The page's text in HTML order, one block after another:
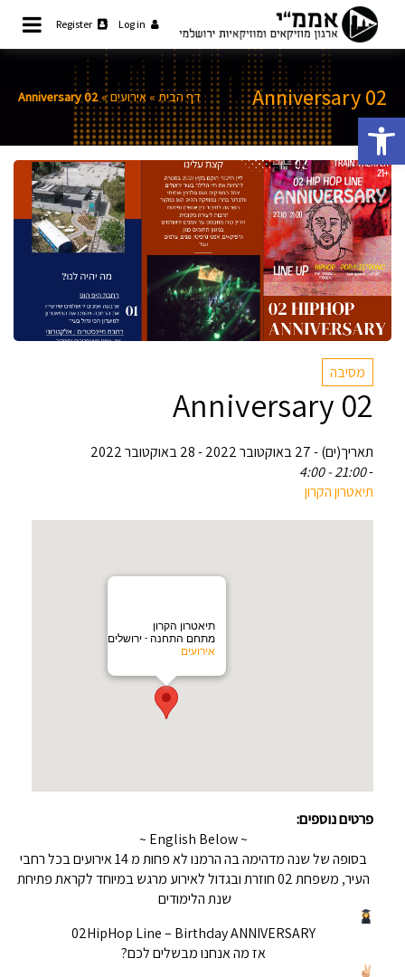
פתח סרגל נגישות
content
אממ"י
קהילת המוזיקאים והמוזיקאיות
ירושלמית
Log in
Register
02 Anniversary דף הבית » אירועים»
02 Anniversary
מסיבה
02 Anniversary
תאריך(ים) - 27 באוקטובר 2022 - 28 באוקטובר 2022
-
21:00 - 4:00
תיאטרון הקרון
תיאטרון הקרון
מתחם התחנה - ירושלים
אירועים
פרטים נוספים:
~ English Below ~
בסופה של שנה מדהימה בה הרמנו לא פחות מ 14 אירועים בכל רחבי
העיר, משפחת 02 חוזרת ובגדול לאירוע מרגש במיוחד לקראת פתיחת
שנת הלימודים
אז מה אנחנו מבשלים לכם?